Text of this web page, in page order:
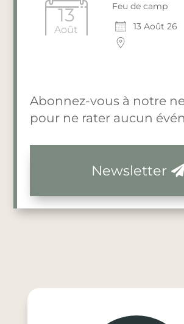
13
Août
Feu de camp
13 Août 26
Abonnez-vous à notre
pour ne rater aucun
Newsletter